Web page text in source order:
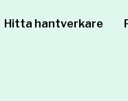
Hitta hantverkare